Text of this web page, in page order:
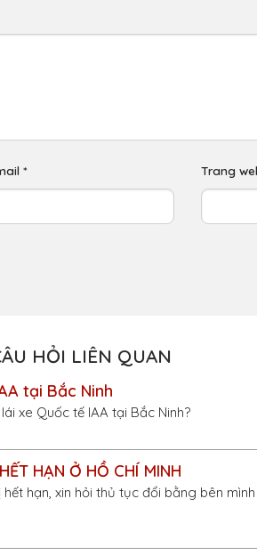
* Trang
HỎI LIÊN QUAN
tại Bắc Ninh
xe Quốc tế IAA tại Bắc Ninh?
HẠN Ở HỒ CHÍ MINH
hạn, xin hỏi thủ tục đổi bằng bên